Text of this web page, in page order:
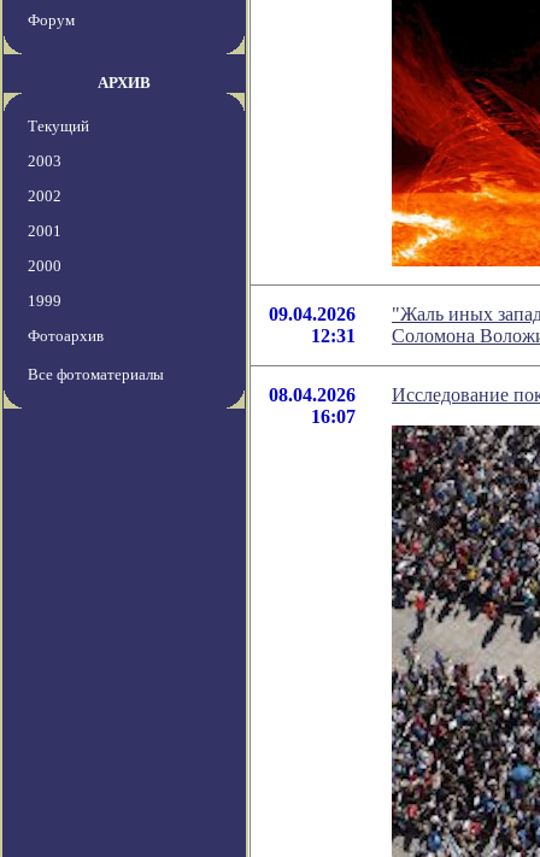
Форум
АРХИВ
Текущий
2003
2002
2001
2000
1999
Фотоархив
Все фотоматериалы
09.04.2026
12:31
"Жаль иных
Соломона
08.04.2026
16:07
Исследование